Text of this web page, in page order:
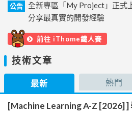
公告
全新專區「My Project」正式
分享最真實的開發經驗
前往 iThome鐵人賽
技術文章
最新 熱門
[Machine Learning A-Z [2026] ]